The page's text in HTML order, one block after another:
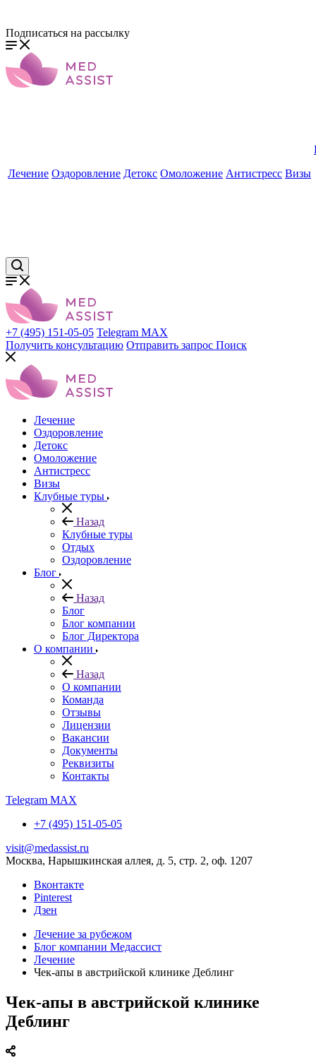
Подписаться на рассылку
Лечение Оздоровление Детокс Омоложение Антистресс Визы
+7 (495) 151-05-05 Telegram MAX
Получить консультацию Отправить запрос Поиск
Лечение
Оздоровление
Детокс
Омоложение
Антистресс
Визы
Клубные туры
Назад
Клубные туры
Отдых
Оздоровление
Блог
Назад
Блог
Блог компании
Блог Директора
О компании
Назад
О компании
Команда
Отзывы
Лицензии
Вакансии
Документы
Реквизиты
Контакты
Telegram MAX
+7 (495) 151-05-05
visit@medassist.ru
Москва, Нарышкинская аллея, д. 5, стр. 2, оф. 1207
Вконтакте
Pinterest
Дзен
Лечение за рубежом
Блог компании Медассист
Лечение
Чек-апы в австрийской клинике Деблинг
Чек-апы в австрийской клинике
Деблинг